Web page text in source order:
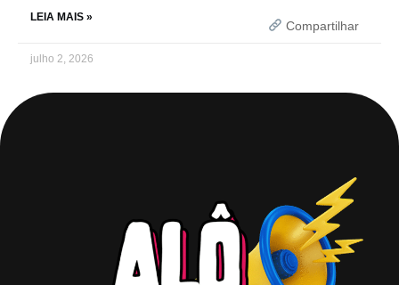
LEIA MAIS »
Compartilhar
julho 2, 2026